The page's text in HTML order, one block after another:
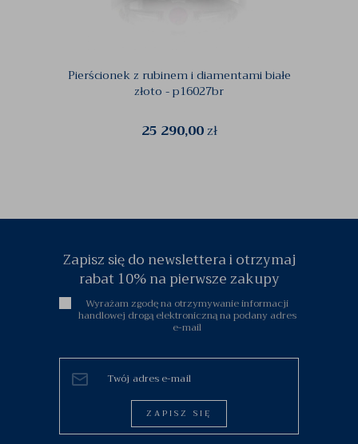
Pierścionek z rubinem i diamentami białe
złoto - p16027br
25 290,00zł
Zapisz się do newslettera i otrzymaj
rabat 10% na pierwsze zakupy
Wyrażam zgodę na otrzymywanie informacji
handlowej drogą elektroniczną na podany adres
e-mail
ZAPISZ SIĘ